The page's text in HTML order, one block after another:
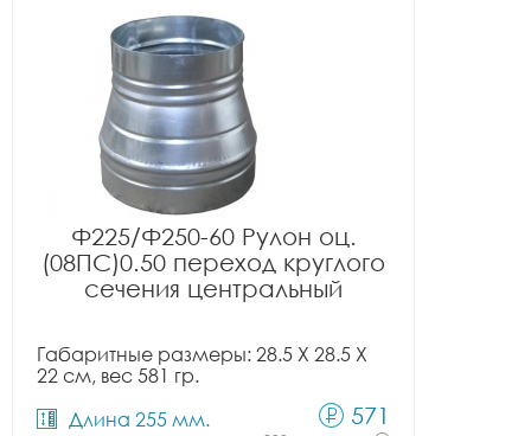
Ф225/Ф250-60 Рулон оц.
(08ПС)0.50 переход круглого
сечения центральный
Габаритные размеры: 28.5 X 28.5 X
22 см, вес 581 гр.
Длина 255 мм.
571